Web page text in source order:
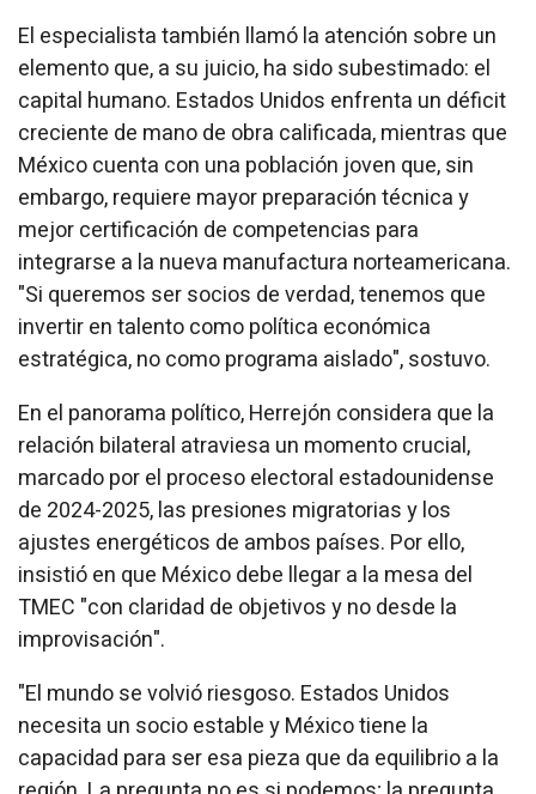
El especialista también llamó la atención sobre un
elemento que, a su juicio, ha sido subestimado: el
capital humano. Estados Unidos enfrenta un déficit
creciente de mano de obra calificada, mientras que
México cuenta con una población joven que, sin
embargo, requiere mayor preparación técnica y
mejor certificación de competencias para
integrarse a la nueva manufactura norteamericana.
"Si queremos ser socios de verdad, tenemos que
invertir en talento como política económica
estratégica, no como programa aislado", sostuvo.
En el panorama político, Herrejón considera que la
relación bilateral atraviesa un momento crucial,
marcado por el proceso electoral estadounidense
de 2024-2025, las presiones migratorias y los
ajustes energéticos de ambos países. Por ello,
insistió en que México debe llegar a la mesa del
TMEC "con claridad de objetivos y no desde la
improvisación".
"El mundo se volvió riesgoso. Estados Unidos
necesita un socio estable y México tiene la
capacidad para ser esa pieza que da equilibrio a la